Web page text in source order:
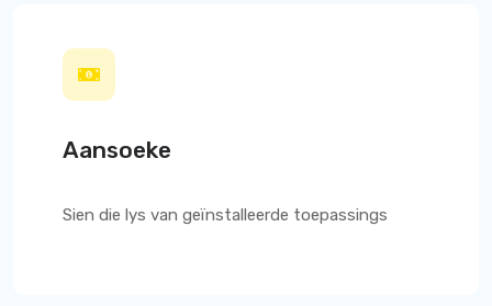
Aansoeke
Sien die lys van geïnstalleerde toepassings